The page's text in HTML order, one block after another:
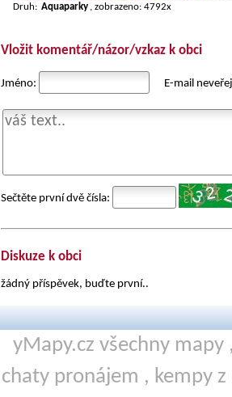
Druh: Aquaparky , zobrazeno: 4792x
Vložit komentář/názor/vzkaz k obci
Jméno: E-mail
Sečtěte první dvě čísla:
Diskuze k obci
žádný příspěvek, buďte první..
yMapy.cz všechny mapy ,
chaty pronájem , kempy z